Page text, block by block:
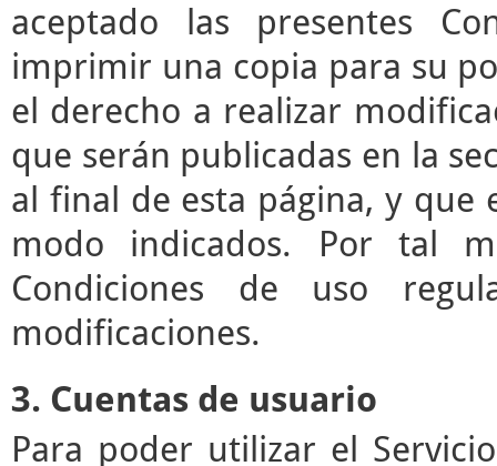
aceptado las presentes
imprimir una copia para su
el derecho a realizar
que serán publicadas en la
al final de esta página, y que
modo indicados. Por tal
Condiciones de uso
modificaciones.
3. Cuentas de usuario
Para poder utilizar el